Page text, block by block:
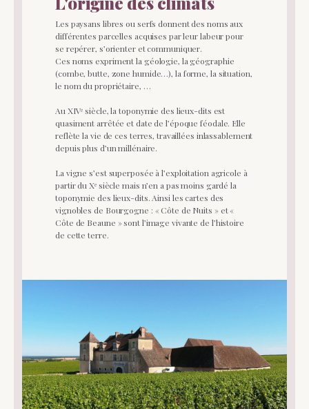
Les paysans libres ou serfs donnent des noms aux
différentes parcelles acquises par leur labeur pour
se repérer, s’orienter et communiquer.
Ces noms expriment la géologie, la géographie
(combe, butte, zone humide…), la forme, la situation,
le nom du propriétaire, …
Au XIVᵉ siècle, la toponymie des lieux-dits est
quasiment arrêtée et date de l’époque féodale. Elle
reflète la vie de ces terres, travaillées inlassablement
depuis plus d’un millénaire.
La vigne s’est superposée à l’exploitation agricole à
partir du Xᵉ siècle mais n’en a pas moins gardé la
toponymie des lieux-dits. Ainsi les cartes des
vignobles de Bourgogne : « Côte de Nuits » et «
Côte de Beaune » sont l’image vivante de l’histoire
de cette terre.